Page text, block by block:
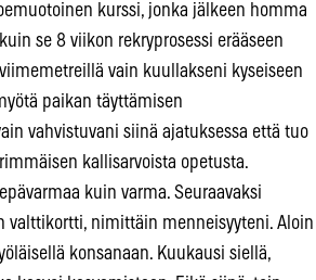
kurssi, jonka jälkeen homma
se 8 viikon rekryprosessi erääseen
vain kuullakseni kyseiseen
paikan täyttämisen
vahvistuvani siinä ajatuksessa että tuo
kallisarvoista opetusta.
kuin varma. Seuraavaksi
valttikortti, nimittäin menneisyyteni. Aloin
konsanaan. Kuukausi siellä,